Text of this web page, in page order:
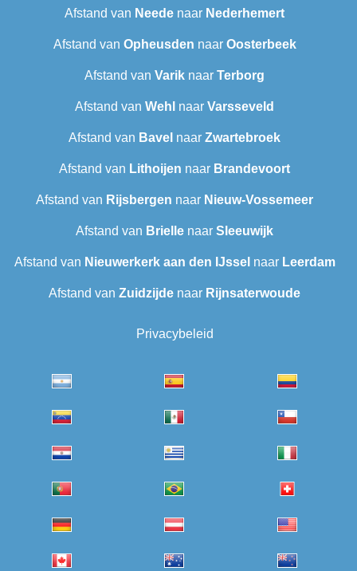
Afstand van Neede naar Nederhemert
Afstand van Opheusden naar Oosterbeek
Afstand van Varik naar Terborg
Afstand van Wehl naar Varsseveld
Afstand van Bavel naar Zwartebroek
Afstand van Lithoijen naar Brandevoort
Afstand van Rijsbergen naar Nieuw-Vossemeer
Afstand van Brielle naar Sleeuwijk
Afstand van Nieuwerkerk aan den IJssel naar Leerdam
Afstand van Zuidzijde naar Rijnsaterwoude
Privacybeleid